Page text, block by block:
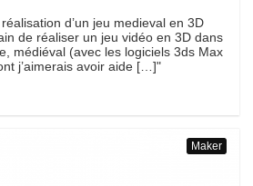
d’un jeu medieval en 3D
de réaliser un jeu vidéo en 3D dans
médiéval (avec les logiciels 3ds Max
j’aimerais avoir aide […]"
Maker